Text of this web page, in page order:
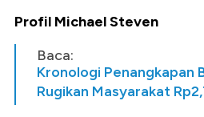
Profil Michael Steven
Baca:
Kronologi Penangkapan
Rugikan Masyarakat